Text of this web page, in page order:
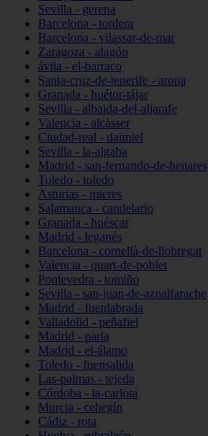
Sevilla - gerena
Barcelona - tordera
Barcelona - vilassar-de-mar
Zaragoza - alagón
ávila - el-barraco
Santa-cruz-de-tenerife - arona
Granada - huétor-tájar
Sevilla - albaida-del-aljarafe
Valencia - alcàsser
Ciudad-real - daimiel
Sevilla - la-algaba
Madrid - san-fernando-de-henares
Toledo - toledo
Asturias - mieres
Salamanca - candelario
Granada - huéscar
Madrid - leganés
Barcelona - cornellà-de-llobregat
Valencia - quart-de-poblet
Pontevedra - tomiño
Sevilla - san-juan-de-aznalfarache
Madrid - fuenlabrada
Valladolid - peñafiel
Madrid - parla
Madrid - el-álamo
Toledo - fuensalida
Las-palmas - tejeda
Córdoba - la-carlota
Murcia - cehegín
Cádiz - rota